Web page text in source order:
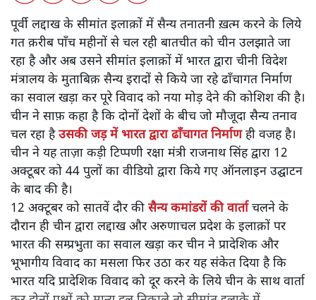
पिछले कुछ वक़्त से भारतीय पक्ष ने सीमांत इलाक़ों में ढाँचागत विकास
किया है और सैनिक तैनाती को बढ़ा रहा है। दोनों देशों के बीच सैन्य
तनाव की जड़ में यही बात है। चीनी बयान के मुताबिक़ चीन भारत से
यह माँग करता है कि दोनों देशों के बीच बनी सहमति को गम्भीरता से
लागू करे और शांति व स्थिरता को बढ़ावा देने के लिये ठोस क़दम
उठाए।
पूर्वी लद्दाख के सीमांत इलाक़ों में सैन्य तनातनी ख़त्म करने के लिये
गत क़रीब पाँच महीनों से चल रही बातचीत को चीन उलझाते जा
रहा है और अब उसने सीमांत इलाक़ों में भारत द्वारा चीनी विदेश
मंत्रालय के मुताबिक़ सैन्य इरादों से किये जा रहे ढाँचागत निर्माण
का सवाल खड़ा कर पूरे विवाद को नया मोड़ देने की कोशिश की है।
चीन ने साफ़ कहा है कि दोनों देशों के बीच जो मौजूदा सैन्य तनाव